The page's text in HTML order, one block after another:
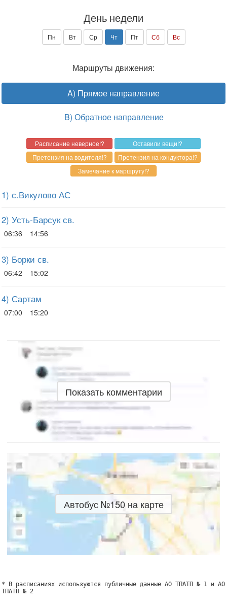
День недели
Пн Вт Ср Чт Пт Сб Вс
Маршруты движения:
A) Прямое направление
B) Обратное направление
1) с.Викулово АС
2) Усть-Барсук св.
06:36 14:56
3) Борки св.
06:42 15:02
4) Сартам
07:00 15:20
Показать комментарии
Автобус №150 на карте
* В расписаниях используются публичные данные АО ТПАТП № 1 и АО
ТПАТП № 2